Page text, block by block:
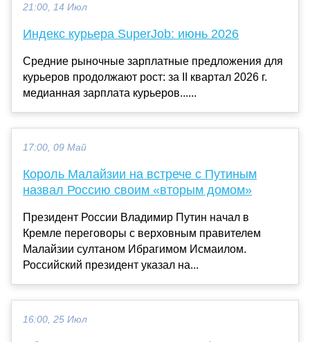
21:00, 14 Июл
Индекс курьера SuperJob: июнь 2026
Средние рыночные зарплатные предложения для
курьеров продолжают рост: за II квартал 2026 г.
медианная зарплата курьеров......
17:00, 09 Май
Король Малайзии на встрече с Путиным
назвал Россию своим «вторым домом»
Президент России Владимир Путин начал в
Кремле переговоры с верховным правителем
Малайзии султаном Ибрагимом Исмаилом.
Российский президент указал на...
16:00, 25 Июл